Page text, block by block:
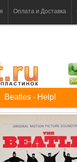
Оплата и Доставка
Beatles - Help!